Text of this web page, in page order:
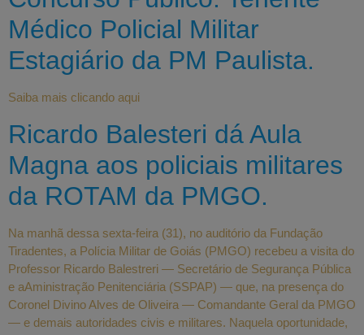
Médico Policial Militar
Estagiário da PM Paulista.
Saiba mais clicando aqui
Ricardo Balesteri dá Aula
Magna aos policiais militares
da ROTAM da PMGO.
Na manhã dessa sexta-feira (31), no auditório da Fundação
Tiradentes, a Polícia Militar de Goiás (PMGO) recebeu a visita do
Professor Ricardo Balestreri — Secretário de Segurança Pública
e aAministração Penitenciária (SSPAP) — que, na presença do
Coronel Divino Alves de Oliveira — Comandante Geral da PMGO
— e demais autoridades civis e militares. Naquela oportunidade,